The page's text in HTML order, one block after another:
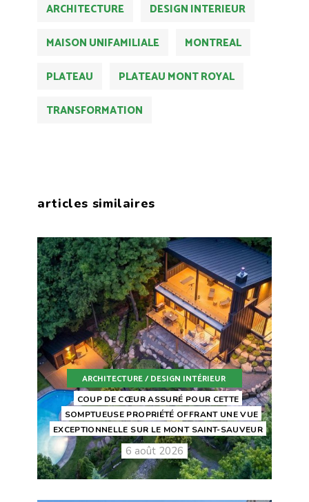
ARCHITECTURE
DESIGN INTERIEUR
MAISON UNIFAMILIALE
MONTREAL
PLATEAU
PLATEAU MONT ROYAL
TRANSFORMATION
articles similaires
ARCHITECTURE / DESIGN INTÉRIEUR
COUP DE CŒUR ASSURÉ POUR CETTE
SOMPTUEUSE PROPRIÉTÉ OFFRANT UNE VUE
EXCEPTIONNELLE SUR LE MONT SAINT-SAUVEUR
6 août 2026